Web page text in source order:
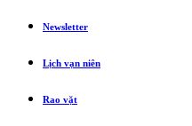
Newsletter
Lịch vạn niên
Rao vặt